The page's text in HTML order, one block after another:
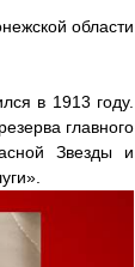
области
в 1913 году.
главного
Звезды и